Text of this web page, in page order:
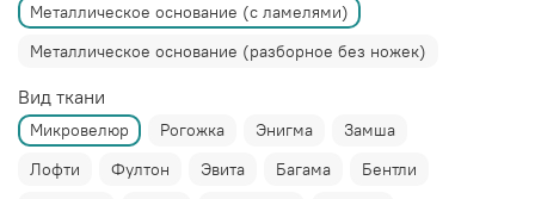
Металлическое основание (с ламелями)
Металлическое основание (разборное без ножек)
Вид ткани
Микровелюр Рогожка Энигма
Замша
Лофти
Фултон Эвита Багама
Бентли